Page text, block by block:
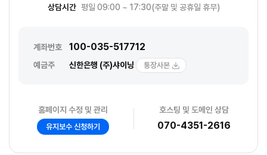
상담시간 평일 09:00 ~ 17:30(주말 및 공휴일 휴무)
계좌번호 100-035-517712
예금주 신한은행 (주)샤이닝 통장사본
홈페이지 수정 및 관리
유지보수 신청하기
호스팅 및 도메인 상담
070-4351-2616